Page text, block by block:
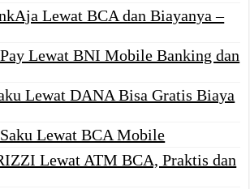
Lewat BCA dan Biayanya –
Lewat BNI Mobile Banking dan
Lewat DANA Bisa Gratis Biaya
Lewat BCA Mobile
Lewat ATM BCA, Praktis dan